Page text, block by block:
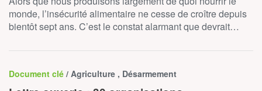
monde, l’insécurité alimentaire ne cesse de croître depuis
bientôt sept ans. C’est le constat alarmant que devrait…
Document clé / Agriculture , Désarmement